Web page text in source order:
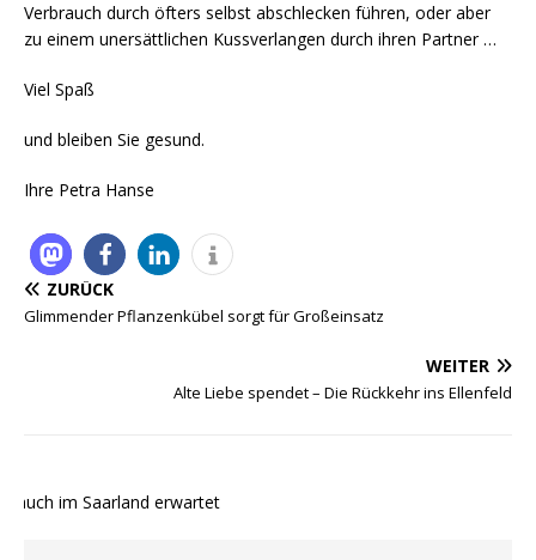
Verbrauch durch öfters selbst abschlecken führen, oder aber
zu einem unersättlichen Kussverlangen durch ihren Partner …
Viel Spaß
und bleiben Sie gesund.
Ihre Petra Hanse
ZURÜCK
Glimmender Pflanzenkübel sorgt für Großeinsatz
WEITER
Alte Liebe spendet – Die Rückkehr ins Ellenfeld
im Saarland erwartet